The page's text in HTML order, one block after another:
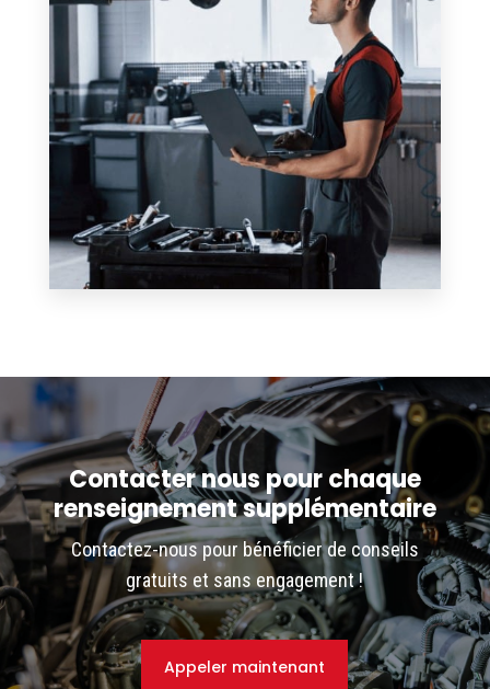
Contacter nous pour chaque
renseignement supplémentaire
Contactez-nous pour bénéficier de conseils
gratuits et sans engagement !
Appeler maintenant